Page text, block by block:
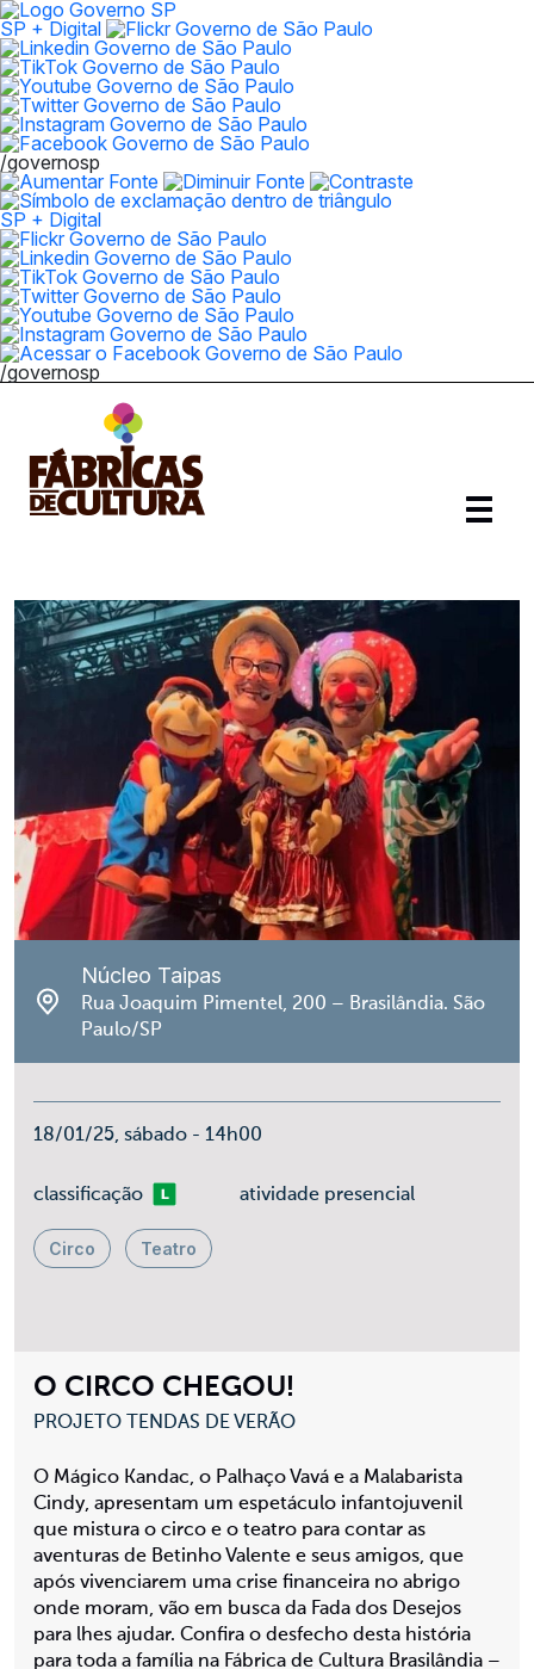
SP + Digital
/governosp
SP + Digital
/governosp
O CIRCO CHEGOU!
PROJETO TENDAS DE VERÃO
O Mágico Kandac, o Palhaço Vavá e a Malabarista
Cindy, apresentam um espetáculo infantojuvenil
que mistura o circo e o teatro para contar as
aventuras de Betinho Valente e seus amigos, que
após vivenciarem uma crise financeira no abrigo
onde moram, vão em busca da Fada dos Desejos
para lhes ajudar. Confira o desfecho desta história
para toda a família na Fábrica de Cultura Brasilândia –
Núcleo Taipas
Rua Joaquim Pimentel, 200 – Brasilândia. São
Paulo/SP
18/01/25, sábado - 14h00
classificaçãoLivre atividade presencial
Circo Teatro